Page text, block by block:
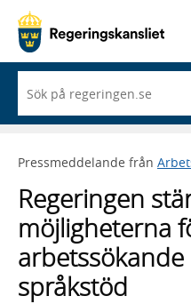
du
börjar
skriva
framträder
lista
med
sökförslag
Pressmeddelande från
Regeringen
möjligheterna
språkstöd